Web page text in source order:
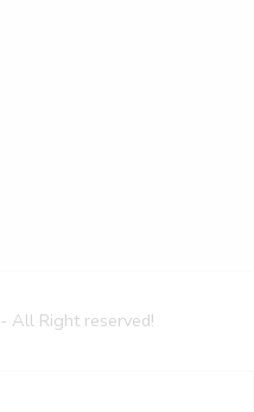
- All Right reserved!